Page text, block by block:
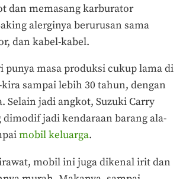
dan memasang karburator
alerginya berurusan sama
dan kabel-kabel.
masa produksi cukup lama di
sampai lebih 30 tahun, dengan
Selain jadi angkot, Suzuki Carry
dimodif jadi kendaraan barang ala-
mobil keluarga.
mobil ini juga dikenal irit dan